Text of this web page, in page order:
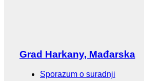
Grad Harkany, Mađarska
Sporazum o suradnji